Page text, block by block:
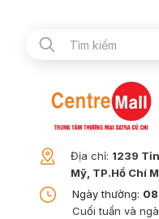
Địa chỉ: 1239
Mỹ, TP.Hồ Chí
Ngày thường:
Cuối tuần và